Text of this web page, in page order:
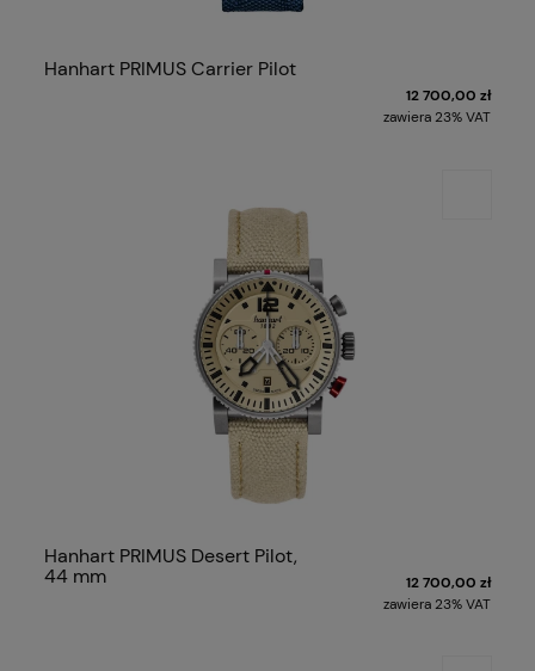
Hanhart PRIMUS Carrier Pilot
12 700,00 zł
zawiera 23% VAT
Hanhart PRIMUS Desert Pilot,
44 mm
12 700,00 zł
zawiera 23% VAT